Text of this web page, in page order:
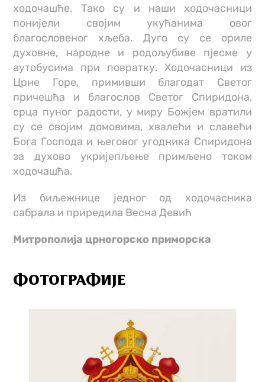
ходочашће. Тако су и наши ходочасници
понијели својим укућанима овог
благословеног хљеба. Дуго су се ориле
духовне, народне и родољубиве пјесме у
аутобусима при повратку. Ходочасници из
Црне Горе, примивши благодат Светог
причешћа и благослов Светог Спиридона,
срца пуног радости, у миру Божјем вратили
су се својим домовима, хвалећи и славећи
Бога Господа и његовог угодника Спиридона
за духово укријепљење примљено током
ходочашћа.
Из биљежнице једног од ходочасника
сабрала и приредила Весна Девић
Митрополија црногорско приморска
ФОТОГРАФИЈЕ